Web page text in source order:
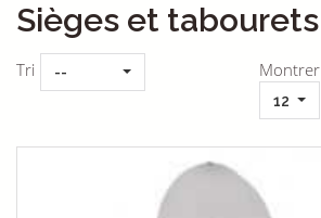
Sièges et tabourets
Tri -- Montrer
12